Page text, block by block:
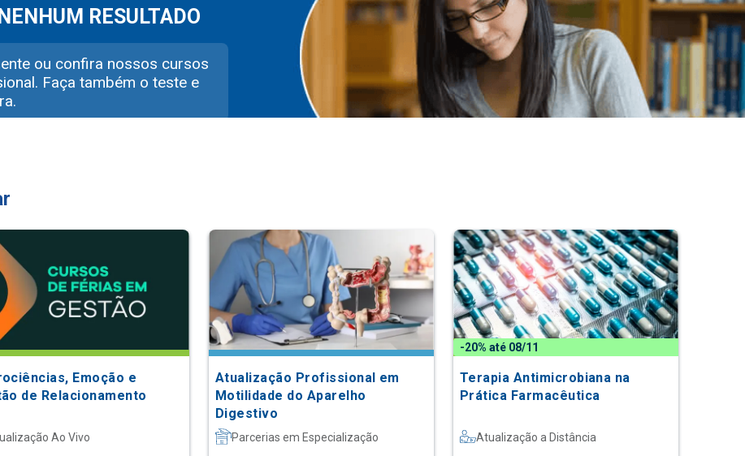
RESULTADO
ou confira nossos cursos
Faça também o teste e
Emoção e
de Relacionamento
Ao Vivo
Atualização Profissional em
Motilidade do Aparelho
Digestivo
Parcerias em Especialização
-20% até 08/11
Terapia Antimicrobiana na
Prática Farmacêutica
Atualização a Distância